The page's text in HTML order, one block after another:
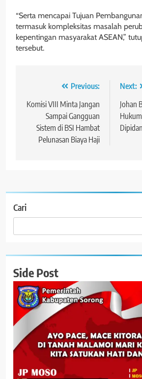
“Serta mencapai Tujuan
termasuk kompleksitas masalah
kepentingan masyarakat ASEAN,”
tersebut.
Navigasi
pos
Previous:
Komisi VIII Minta Jangan
Sampai Gangguan
Sistem di BSI Hambat
Pelunasan Biaya Haji
Next:
Johan
Cari
Side Post